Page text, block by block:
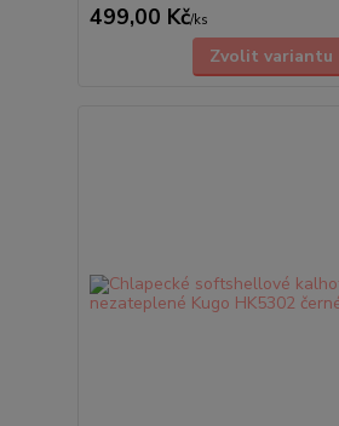
499,00 Kč/ks
Zvolit variantu